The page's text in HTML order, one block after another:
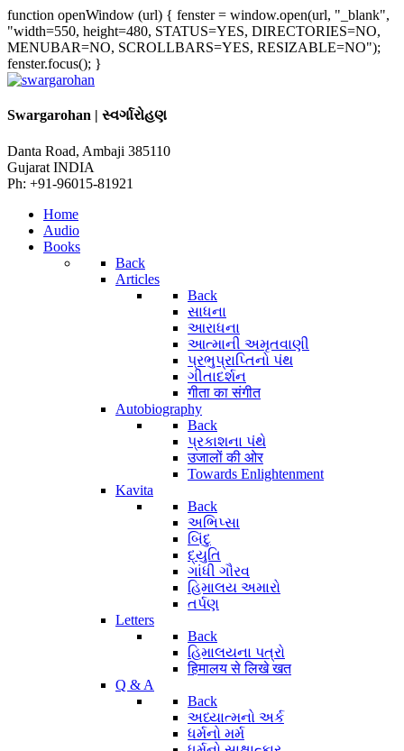
function openWindow (url) { fenster = window.open(url, "_blank",
"width=550, height=480, STATUS=YES, DIRECTORIES=NO,
MENUBAR=NO, SCROLLBARS=YES, RESIZABLE=NO");
fenster.focus(); }
Swargarohan | સ્વર્ગારોહણ
Danta Road, Ambaji 385110
Gujarat INDIA
Ph: +91-96015-81921
Home
Audio
Books
Back
Articles
Back
સાધના
આરાધના
આત્માની અમૃતવાણી
પ્રભુપ્રાપ્તિનો પંથ
ગીતાદર્શન
गीता का संगीत
Autobiography
Back
પ્રકાશના પંથે
उजालों की ओर
Towards Enlightenment
Kavita
Back
અભિપ્સા
બિંદુ
દ્યુતિ
ગાંધી ગૌરવ
હિમાલય અમારો
તર્પણ
Letters
Back
હિમાલયના પત્રો
हिमालय से लिखे खत
Q & A
Back
અધ્યાત્મનો અર્ક
ધર્મનો મર્મ